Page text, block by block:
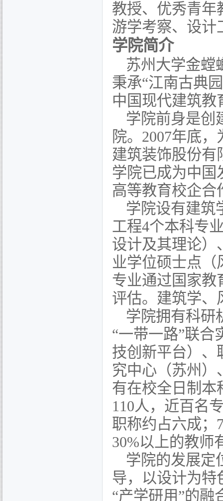
教授、优秀青年
游学考察、设计
学院简介
苏州大学金螳
秉承“江南古典
中国现代建筑教
学院前身是创
院。 2007年底，
建筑装饰股份有
学院已成为中国
高等教育校企合
学院设有建筑
工程4个本科专
设计及其理论）
业学位硕士点（
专业通过国家教
评估。建筑学、
学院拥有科研
“一带一路”联
技创新平台）、
究中心（苏州）
有在校全日制本
110人，近百名
职称约占六成；
30%以上的教师
学院的发展定
导，以设计为特
“产学研用”的